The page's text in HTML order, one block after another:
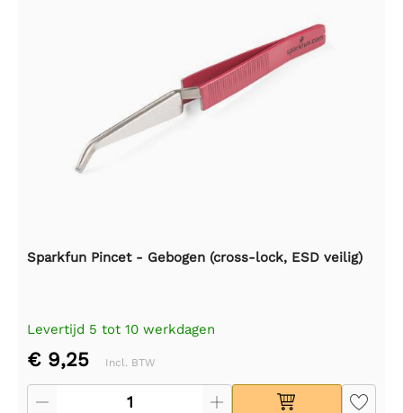
Sparkfun Pincet - Gebogen (cross-lock, ESD veilig)
Levertijd 5 tot 10 werkdagen
€ 9,25 Incl. BTW